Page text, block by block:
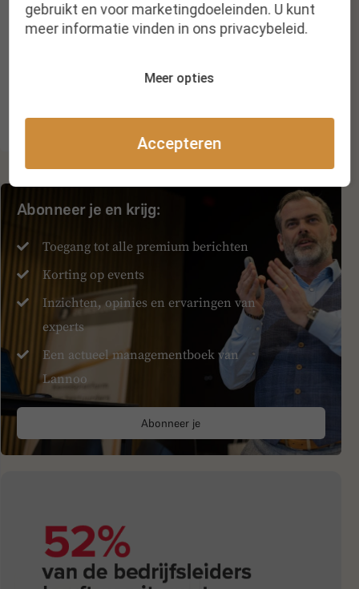
Deel dit artikel met je netwerk
Facebook Linkedin Twitter
Abonneer je en krijg:
Toegang tot alle premium berichten
Korting op events
Inzichten, opinies en ervaringen van
experts
Een actueel managementboek van
Lannoo
Abonneer je
gebruikt en voor marketingdoeleinden. U kunt
meer informatie vinden in ons privacybeleid.
Meer opties
Accepteren